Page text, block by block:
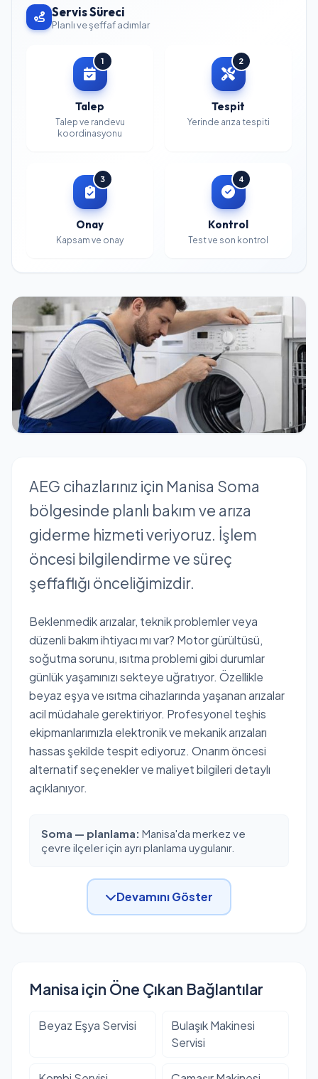
Servis Süreci
Planlı ve şeffaf adımlar
1
Talep
Talep ve randevu
koordinasyonu
2
Tespit
Yerinde arıza tespiti
3
Onay
Kapsam ve onay
4
Kontrol
Test ve son kontrol
AEG cihazlarınız için Manisa Soma
bölgesinde planlı bakım ve arıza
giderme hizmeti veriyoruz. İşlem
öncesi bilgilendirme ve süreç
şeffaflığı önceliğimizdir.
Beklenmedik arızalar, teknik problemler veya
düzenli bakım ihtiyacı mı var? Motor gürültüsü,
soğutma sorunu, ısıtma problemi gibi durumlar
günlük yaşamınızı sekteye uğratıyor. Özellikle
beyaz eşya ve ısıtma cihazlarında yaşanan arızalar
acil müdahale gerektiriyor. Profesyonel teşhis
ekipmanlarımızla elektronik ve mekanik arızaları
hassas şekilde tespit ediyoruz. Onarım öncesi
alternatif seçenekler ve maliyet bilgileri detaylı
açıklanıyor.
Soma — planlama: Manisa'da merkez ve
çevre ilçeler için ayrı planlama uygulanır.
Devamını Göster
Manisa için Öne Çıkan Bağlantılar
Beyaz Eşya Servisi
Bulaşık Makinesi
Servisi